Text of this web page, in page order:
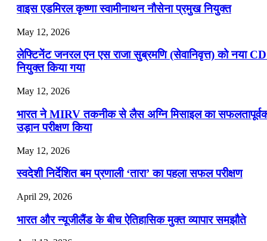
वाइस एडमिरल कृष्णा स्वामीनाथन नौसेना प्रमुख नियुक्त
May 12, 2026
लेफ्टिनेंट जनरल एन एस राजा सुब्रमणि (सेवानिवृत्त) को नया
नियुक्त किया गया
May 12, 2026
भारत ने MIRV तकनीक से लैस अग्नि मिसाइल का
उड़ान परीक्षण किया
May 12, 2026
स्वदेशी निर्देशित बम प्रणाली ‘तारा’ का पहला सफल परीक्षण
April 29, 2026
भारत और न्यूजीलैंड के बीच ऐतिहासिक मुक्त व्यापार समझौते